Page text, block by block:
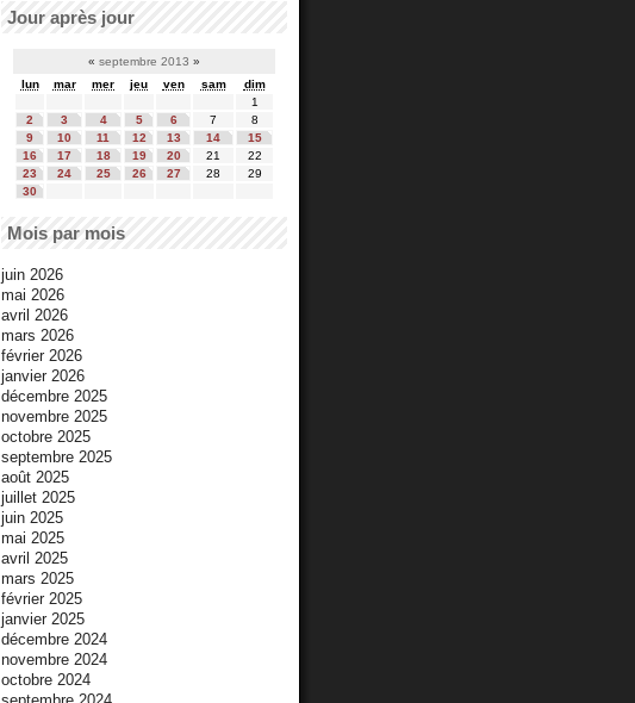
Jour après jour
« septembre 2013 »
lun
mar mer jeu ven sam
dim
1
2
3 4 5 6 7
8
9
10 11 12 13 14
15
16
17 18 19 20 21
22
23
24 25 26 27 28
29
30
Mois par mois
juin 2026
mai 2026
avril 2026
mars 2026
février 2026
janvier 2026
décembre 2025
novembre 2025
octobre 2025
septembre 2025
août 2025
juillet 2025
juin 2025
mai 2025
avril 2025
mars 2025
février 2025
janvier 2025
décembre 2024
novembre 2024
octobre 2024